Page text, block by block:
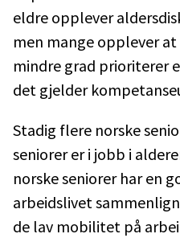
eldre opplever
men mange opplever
mindre grad prioriterer
det gjelder
Stadig flere norske
seniorer er i jobb i
norske seniorer har en
arbeidslivet
de lav mobilitet på